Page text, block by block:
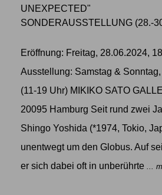
UNEXPECTED"
SONDERAUSSTELLUNG (28.-
Eröffnung: Freitag, 28.06.2024,
Ausstellung: Samstag &
(11-19 Uhr) MIKIKO SATO
20095 Hamburg Seit rund zwei
Shingo Yoshida (*1974, Tokio,
unentwegt um den Globus. Auf
er sich dabei oft in unberührte ...